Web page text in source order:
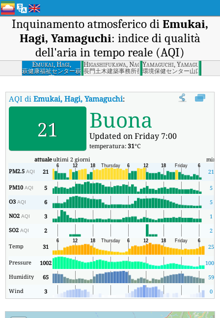
Inquinamento atmosferico di Emukai,
Hagi, Yamaguchi: indice di qualità
dell'aria in tempo reale (AQI)
Emukai, Hagi,
Yamaguchi
萩健康福祉センター萩
市
Higashifukawa, Nagato, Yamaguchi
長門土木建築事務所長門市
Yamaguchi, Yamaguchi
環境保健センター山口市
AQI diEmukai, Hagi, Yamaguchi: Indice di qualità dell'aria in
21 Buona
Updated on Friday 7:00
temperatura:31°C
attualeultimi 2 giorni min
PM2.5AQI 21 21
PM10AQI 5
5
O3AQI 6
5
NO2AQI 3
1
SO2AQI 2 2
Temp 31 25
Pressure 1002 1001
Humidity
65
59
Wind
3 0